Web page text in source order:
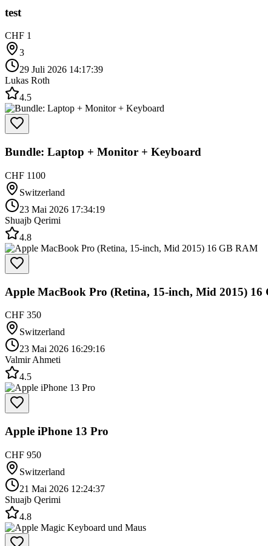
test
CHF 1
3
29 Juli 2026 14:17:39
Lukas Roth
4.5
Bundle: Laptop + Monitor + Keyboard
CHF 1100
Switzerland
23 Mai 2026 17:34:19
Shuajb Qerimi
4.8
Apple MacBook Pro (Retina, 15-inch, Mid 2015)
CHF 350
Switzerland
23 Mai 2026 16:29:16
Valmir Ahmeti
4.5
Apple iPhone 13 Pro
CHF 950
Switzerland
21 Mai 2026 12:24:37
Shuajb Qerimi
4.8